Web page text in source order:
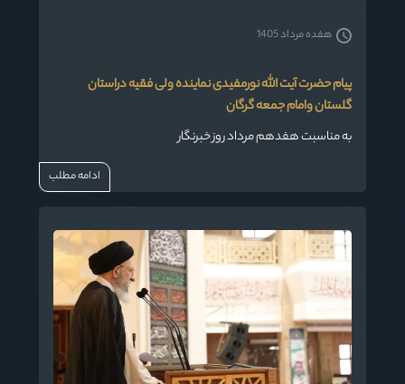
پیام حضرت آیت الله نورمفیدی نماینده ولی فقیه دراستان
گلستان وامام جمعه گرگان
به مناسبت هفدهم مرداد روز خبرنگار
هفده مرداد 1405
ادامه مطلب